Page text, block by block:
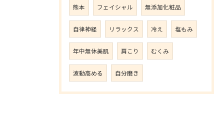
熊本 フェイシャル 無添加化粧品
自律神経 リラックス 冷え 塩もみ
年中無休美肌 肩こり むくみ
波動高める 自分磨き